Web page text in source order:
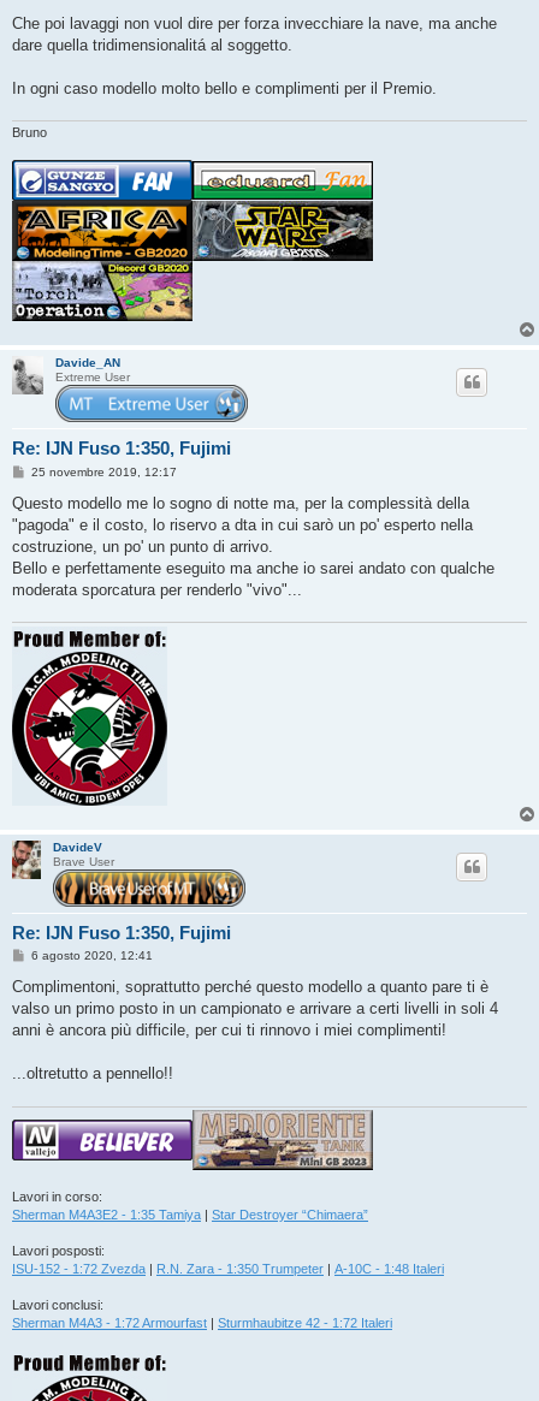
s
a
Che poi lavaggi non vuol dire per forza invecchiare la nave, ma anche
dare quella tridimensionalitá al soggetto.
In ogni caso modello molto bello e complimenti per il Premio.
Bruno
Davide_AN
Extreme User
Re: IJN Fuso 1:350, Fujimi
M
s
a
g
i
o
25 novembre 2019, 12:17
Questo modello me lo sogno di notte ma, per la complessità della
"pagoda" e il costo, lo riservo a dta in cui sarò un po' esperto nella
costruzione, un po' un punto di arrivo.
Bello e perfettamente eseguito ma anche io sarei andato con qualche
moderata sporcatura per renderlo "vivo"...
DavideV
Brave User
Re: IJN Fuso 1:350, Fujimi
M
s
a
g
o
6 agosto 2020, 12:41
Complimentoni, soprattutto perché questo modello a quanto pare ti è
valso un primo posto in un campionato e arrivare a certi livelli in soli 4
anni è ancora più difficile, per cui ti rinnovo i miei complimenti!
...oltretutto a pennello!!
Lavori in corso:
Sherman M4A3E2 - 1:35 Tamiya | Star Destroyer “Chimaera”
Lavori posposti:
ISU-152 - 1:72 Zvezda | R.N. Zara - 1:350 Trumpeter | A-10C - 1:48 Italeri
Lavori conclusi:
Sherman M4A3 - 1:72 Armourfast | Sturmhaubitze 42 - 1:72 Italeri